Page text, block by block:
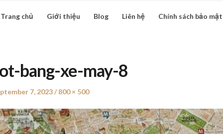
Trang chủ Giới thiệu Blog Liên hệ Chính sách bảo mật
bang-xe-may-8
7, 2023
Full
800 × 500